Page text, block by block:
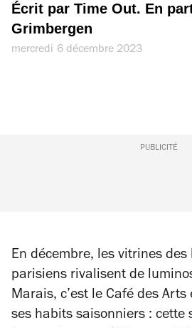
Écrit par Time Out. En
Grimbergen
mercredi 6 décembre 2023
PUBLICITÉ
En décembre, les vitrines des
parisiens rivalisent de
Marais, c’est le Café des
ses habits saisonniers : cette